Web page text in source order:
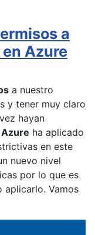
a
Azure
a nuestro
y tener muy claro
hayan
Azure ha aplicado
en este
nuevo nivel
por lo que es
aplicarlo. Vamos